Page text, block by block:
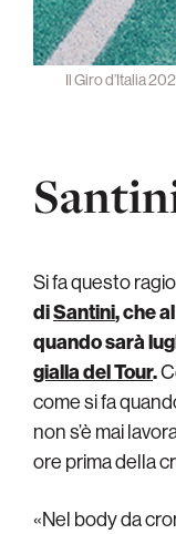
Il Giro d’Italia
Si fa questo
diSantini, che
quando sarà
gialla del Tour.
come si fa
non s’è mai
ore prima della
«Nel body da